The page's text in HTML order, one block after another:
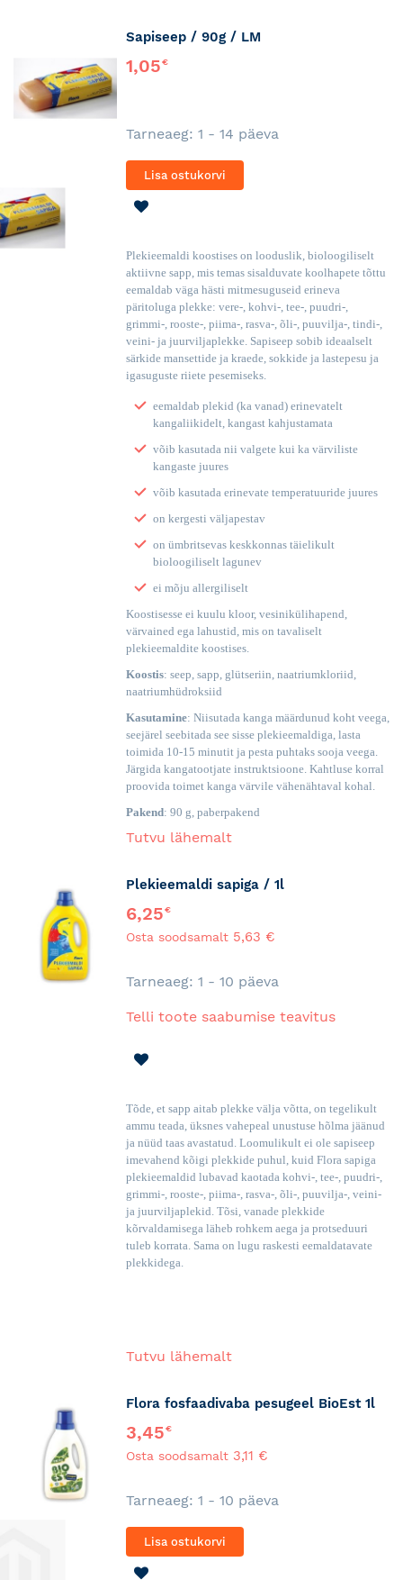
Sapiseep / 90g / LM
1,05€
Tarneaeg: 1 - 14 päeva
Lisa ostukorvi
Plekieemaldi koostises on looduslik, bioloogiliselt
aktiivne sapp, mis temas sisalduvate koolhapete tõttu
eemaldab väga hästi mitmesuguseid erineva
päritoluga plekke: vere-, kohvi-, tee-, puudri-,
grimmi-, rooste-, piima-, rasva-, õli-, puuvilja-, tindi-,
veini- ja juurviljaplekke. Sapiseep sobib ideaalselt
särkide mansettide ja kraede, sokkide ja lastepesu ja
igasuguste riiete pesemiseks.
eemaldab plekid (ka vanad) erinevatelt
kangaliikidelt, kangast kahjustamata
võib kasutada nii valgete kui ka värviliste
kangaste juures
võib kasutada erinevate temperatuuride juures
on kergesti väljapestav
on ümbritsevas keskkonnas täielikult
bioloogiliselt lagunev
ei mõju allergiliselt
Koostisesse ei kuulu kloor, vesinikülihapend,
värvained ega lahustid, mis on tavaliselt
plekieemaldite koostises.
Koostis: seep, sapp, glütseriin, naatriumkloriid,
naatriumhüdroksiid
Kasutamine: Niisutada kanga määrdunud koht veega,
seejärel seebitada see sisse plekieemaldiga, lasta
toimida 10-15 minutit ja pesta puhtaks sooja veega.
Järgida kangatootjate instruktsioone. Kahtluse korral
proovida toimet kanga värvile vähenähtaval kohal.
Pakend: 90 g, paberpakend
Tutvu lähemalt
Plekieemaldi sapiga / 1l
6,25€
Osta soodsamalt 5,63 €
Tarneaeg: 1 - 10 päeva
Telli toote saabumise teavitus
Tõde, et sapp aitab plekke välja võtta, on tegelikult
ammu teada, üksnes vahepeal unustuse hõlma jäänud
ja nüüd taas avastatud. Loomulikult ei ole sapiseep
imevahend kõigi plekkide puhul, kuid Flora sapiga
plekieemaldid lubavad kaotada kohvi-, tee-, puudri-,
grimmi-, rooste-, piima-, rasva-, õli-, puuvilja-, veini-
ja juurviljaplekid. Tõsi, vanade plekkide
kõrvaldamisega läheb rohkem aega ja protseduuri
tuleb korrata. Sama on lugu raskesti eemaldatavate
plekkidega.
Tutvu lähemalt
Flora fosfaadivaba pesugeel BioEst 1l
3,45€
Osta soodsamalt 3,11 €
Tarneaeg: 1 - 10 päeva
Lisa ostukorvi